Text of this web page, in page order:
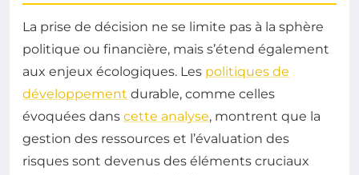
La prise de décision ne se limite pas à la sphère
politique ou financière, mais s’étend également
aux enjeux écologiques. Les politiques de
développement durable, comme celles
évoquées dans cette analyse, montrent que la
gestion des ressources et l’évaluation des
risques sont devenus des éléments cruciaux